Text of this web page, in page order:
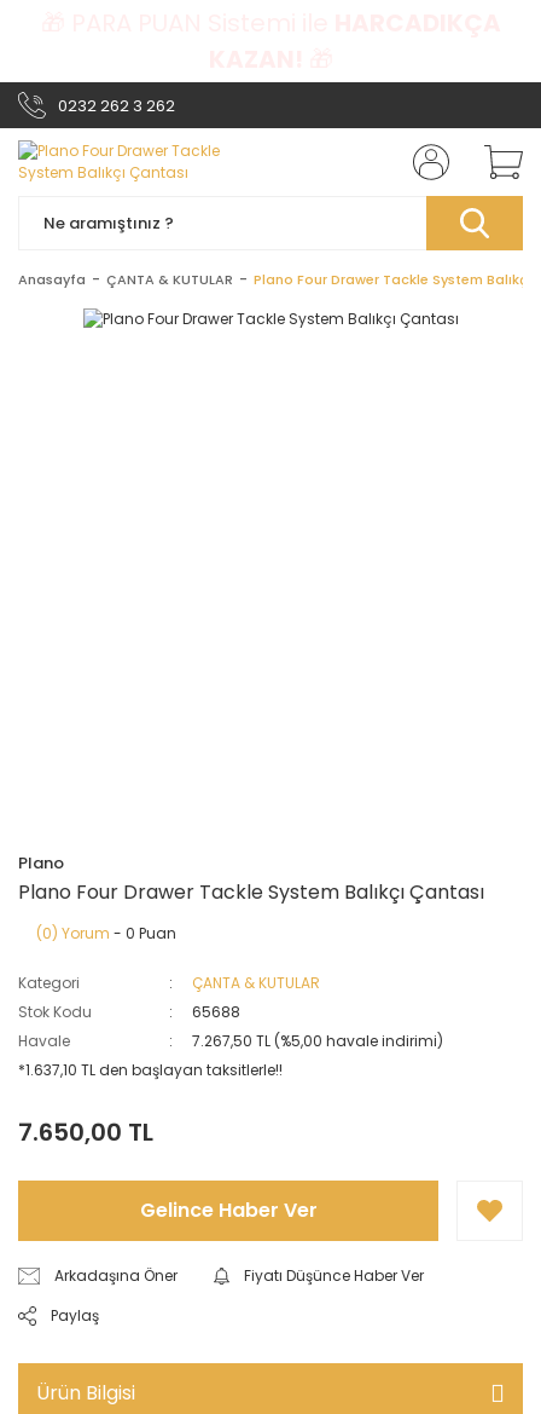
0232 262 3 262
Anasayfa ÇANTA & KUTULAR Plano Four Drawer Tackle System Balıkçı
Plano
Plano Four Drawer Tackle System Balıkçı Çantası
(0) Yorum - 0 Puan
Kategori
ÇANTA & KUTULAR
Stok Kodu
65688
Havale
7.267,50 TL (%5,00 havale indirimi)
*1.637,10 TL den başlayan taksitlerle!!
7.650,00 TL
Gelince Haber Ver
Arkadaşına Öner
Fiyatı Düşünce Haber Ver
Paylaş
Ürün Bilgisi